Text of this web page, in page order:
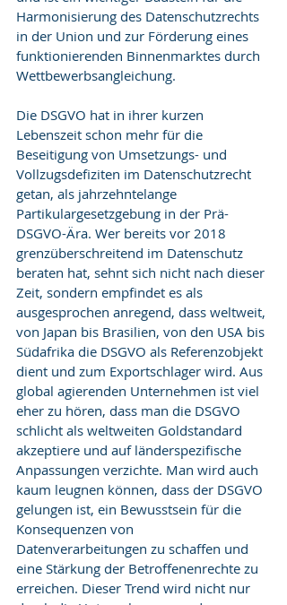
Harmonisierung des Datenschutzrechts
in der Union und zur Förderung eines
funktionierenden Binnenmarktes durch
Wettbewerbsangleichung.
Die DSGVO hat in ihrer kurzen
Lebenszeit schon mehr für die
Beseitigung von Umsetzungs- und
Vollzugsdefiziten im Datenschutzrecht
getan, als jahrzehntelange
Partikulargesetzgebung in der Prä-
DSGVO-Ära. Wer bereits vor 2018
grenzüberschreitend im Datenschutz
beraten hat, sehnt sich nicht nach dieser
Zeit, sondern empfindet es als
ausgesprochen anregend, dass weltweit,
von Japan bis Brasilien, von den USA bis
Südafrika die DSGVO als Referenzobjekt
dient und zum Exportschlager wird. Aus
global agierenden Unternehmen ist viel
eher zu hören, dass man die DSGVO
schlicht als weltweiten Goldstandard
akzeptiere und auf länderspezifische
Anpassungen verzichte. Man wird auch
kaum leugnen können, dass der DSGVO
gelungen ist, ein Bewusstsein für die
Konsequenzen von
Datenverarbeitungen zu schaffen und
eine Stärkung der Betroffenenrechte zu
erreichen. Dieser Trend wird nicht nur